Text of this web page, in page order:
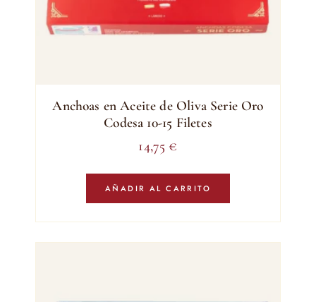
Anchoas en Aceite de Oliva Serie Oro
Codesa 10-15 Filetes
14,75 €
AÑADIR AL CARRITO